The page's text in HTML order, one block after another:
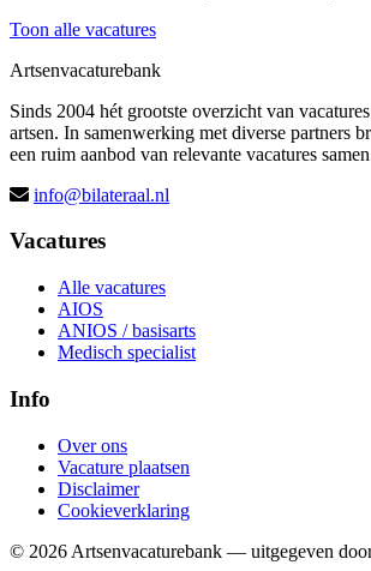
Toon alle vacatures
Artsenvacaturebank
Sinds 2004 hét grootste overzicht van vacatures
artsen. In samenwerking met diverse partners
een ruim aanbod van relevante vacatures
info@bilateraal.nl
Vacatures
Alle vacatures
AIOS
ANIOS / basisarts
Medisch specialist
Info
Over ons
Vacature plaatsen
Disclaimer
Cookieverklaring
© 2026 Artsenvacaturebank — uitgegeven